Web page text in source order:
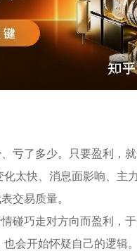
亏了多少。只要盈利，
太快、消息面影响、主
交易质量。
碰巧走对方向而盈利，
会开始怀疑自己的逻辑。